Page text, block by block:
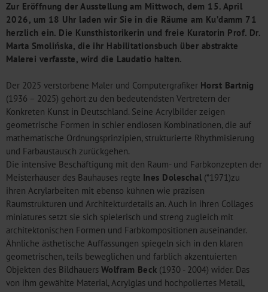
Zur Eröffnung der Ausstellung am Mittwoch, dem 15. April
2026, um 18 Uhr laden wir Sie in die Räume am Ku’damm 71
herzlich ein. Die Kunsthistorikerin und freie Kuratorin Prof. Dr.
Marta Smolińska, die ihr Habilitationsbuch über abstrakte
Malerei verfasste, wird die Laudatio halten.
Der 2025 verstorbene Maler und Computergrafiker Horst Bartnig
(1936 – 2025) gehört zu den bedeutendsten Vertretern der
Konkreten Kunst in Deutschland. Seine Acrylbilder zeigen
geometrische Formen in schier endlosen Kombinationen, die auf
mathematische Ordnungsprinzipien, strukturierte Rhythmisierung
und Farbaustausch zurückgehen.
Die intensive Beschäftigung mit den Raum- und Farbkonzepten der
Meisterhäuser des Bauhauses regte Ines Doleschal (*1971)zu
ihren Acrylarbeiten mit ebenso kühnen wie präzisen
Raumstrukturen und Architekturdetails an. Auch in ihren Collages
miniatures setzt sie sich spielerisch und streng zugleich mit
architektonischen Formen und Farbkompositionen auseinander.
Ähnliche ästhetische Auffassungen spiegeln sich in den klaren
geometrischen, teils beweglichen und farblich akzentuierten
Objekten des Bildhauers Wolfram Beck (1930 - 2004) wider. Das
von ihm gewählte Material, Acrylglas und hochpoliertes Metall,